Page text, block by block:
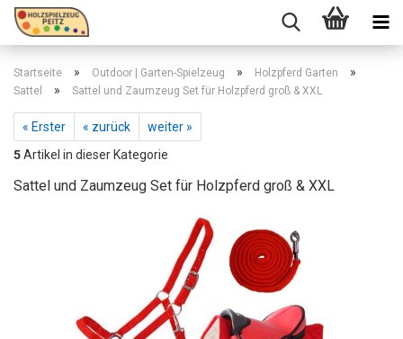
Startseite » Outdoor | Garten-Spielzeug » Holzpferd Garten »
Sattel » Sattel und Zaumzeug Set für Holzpferd groß & XXL
« Erster « zurück
weiter »
5Artikel in dieser Kategorie
Sattel und Zaumzeug Set für Holzpferd groß & XXL